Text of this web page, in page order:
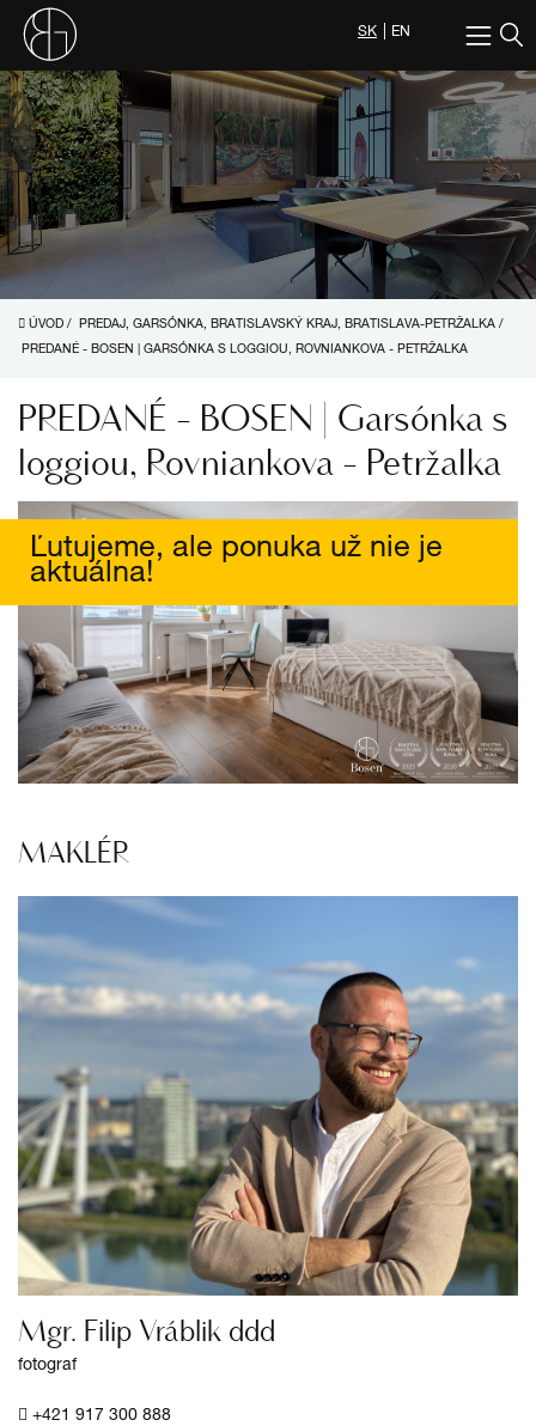
SK EN
ÚVOD / PREDAJ, GARSÓNKA, BRATISLAVSKÝ KRAJ, BRATISLAVA-PETRŽALKA /
PREDANÉ - BOSEN | GARSÓNKA S LOGGIOU, ROVNIANKOVA - PETRŽALKA
PREDANÉ - BOSEN | Garsónka s
loggiou, Rovniankova - Petržalka
Ľutujeme, ale ponuka už nie je
aktuálna!
MAKLÉR
Mgr. Filip Vráblik ddd
fotograf
+421 917 300 888